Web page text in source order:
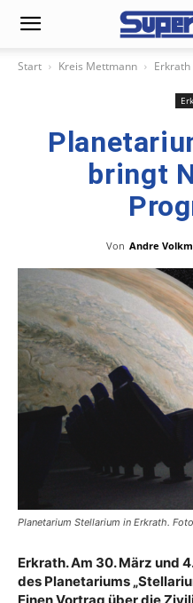
Start Kreis Mettmann Erkrath
bringt
Von Andre
Planetarium Stellarium in Erkrath.
Erkrath. Am 30. März und
des Planetariums